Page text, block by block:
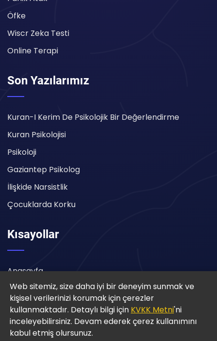
Öfke
Wiscr Zeka Testi
Online Terapi
Son Yazılarımız
Kuran-I Kerim De Psikolojik Bir Değerlendirme
Kuran Psikolojisi
Psikoloji
Gaziantep Psikolog
İlişkide Narsistlik
Çocuklarda Korku
Kısayollar
Anasayfa
Randevu Oluştur
Video Galeri
İletişim
Web sitemiz, size daha iyi bir deneyim sunmak ve
kişisel verilerinizi korumak için çerezler
kullanmaktadır. Detaylı bilgi için KVKK Metni'ni
inceleyebilirsiniz. Devam ederek çerez kullanımını
kabul etmiş olursunuz.